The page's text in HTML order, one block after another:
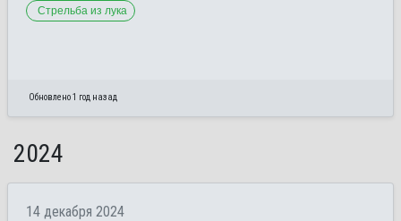
Стрельба из лука
Обновлено 1 год назад
2024
14 декабря 2024